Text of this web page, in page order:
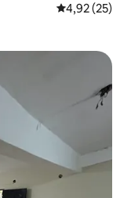
Évaluation
4,92 (25)